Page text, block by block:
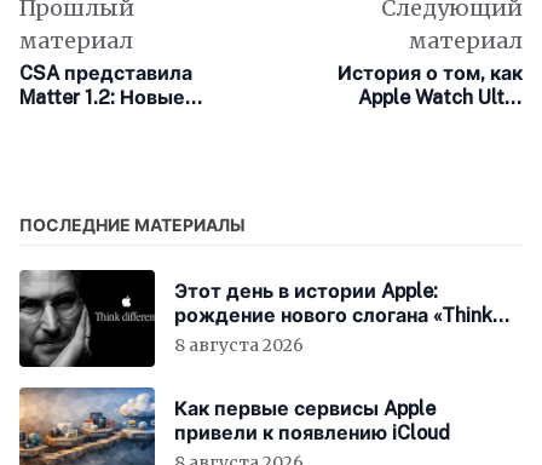
Прошлый
материал
CSA представила
Matter 1.2: Новые
Следующий
материал
История о том, как
Apple Watch Ultra
ПОСЛЕДНИЕ МАТЕРИАЛЫ
Этот день в истории Apple:
рождение нового слогана «Think
Different»
8 августа 2026
Как первые сервисы Apple
привели к появлению iCloud